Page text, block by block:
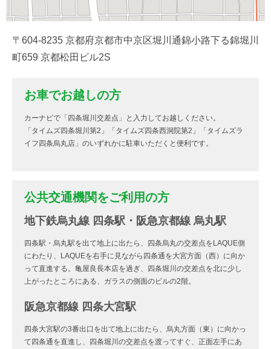
〒604-8235 京都府京都市中京区堀川通錦小路下る錦堀川
町659 京都松田ビル2S
お車でお越しの方
カーナビで「四条堀川交差点」と入力してお越しください。
「タイムズ四条堀川第2」「タイムズ四条西洞院第2」「タイムズラ
イフ四条烏丸店」のいずれかに駐車いただくと便利です。
公共交通機関をご利用の方
地下鉄烏丸線 四条駅・阪急京都線 烏丸駅
四条駅・烏丸駅を出て地上に出たら、四条烏丸の交差点をLAQUE側
にわたり、LAQUEを右手に見ながら四条通を大宮方面（西）に向か
って直進する。亀屋良長本店を過ぎ、四条堀川の交差点を北に少し
上がったところにある、ガラスの側面のビルの2階。
阪急京都線 四条大宮駅
四条大宮駅の3番出口を出て地上に出たら、烏丸方面（東）に向かっ
て四条通を直進し、四条堀川の交差点を渡ってすぐ、正面左手にあ